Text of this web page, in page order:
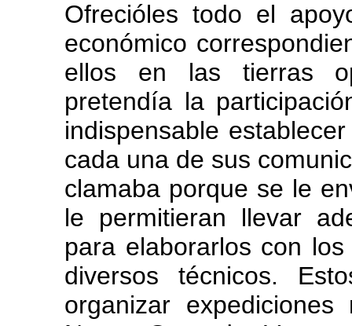
Ofrecióles todo el
económico
ellos en las tierras
pretendía la
indispensable
cada una de sus
clamaba porque se le
le permitieran llevar
para elaborarlos con
diversos técnicos.
organizar